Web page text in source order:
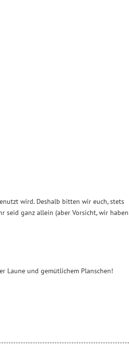
wird. Deshalb bitten wir euch, stets
seid ganz allein (aber Vorsicht, wir haben
Laune und gemütlichem Planschen!